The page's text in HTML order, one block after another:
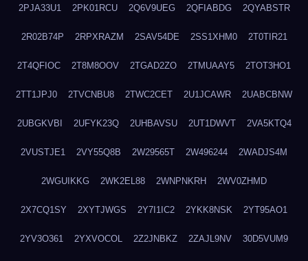
2PJA33U1 2PK01RCU 2Q6V9UEG 2QFIABDG 2QYABSTR
2R02B74P 2RPXRAZM 2SAV54DE 2SS1XHM0 2T0TIR21
2T4QFIOC 2T8M8OOV 2TGAD2ZO 2TMUAAY5 2TOT3HO1
2TT1JPJ0 2TVCNBU8 2TWC2CET 2U1JCAWR 2UABCBNW
2UBGKVBI 2UFYK23Q 2UHBAVSU 2UT1DWVT 2VA5KTQ4
2VUSTJE1 2VY55Q8B 2W29565T 2W496244 2WADJS4M
2WGUIKKG 2WK2EL88 2WNPNKRH 2WV0ZHMD
2X7CQ1SY 2XYTJWGS 2Y7I1IC2 2YKK8NSK 2YT95AO1
2YV3O361 2YXVOCOL 2Z2JNBKZ 2ZAJL9NV 30D5VUM9